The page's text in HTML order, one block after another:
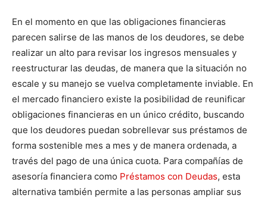
En el momento en que las obligaciones financieras
parecen salirse de las manos de los deudores, se debe
realizar un alto para revisar los ingresos mensuales y
reestructurar las deudas, de manera que la situación no
escale y su manejo se vuelva completamente inviable. En
el mercado financiero existe la posibilidad de reunificar
obligaciones financieras en un único crédito, buscando
que los deudores puedan sobrellevar sus préstamos de
forma sostenible mes a mes y de manera ordenada, a
través del pago de una única cuota. Para compañías de
asesoría financiera como Préstamos con Deudas, esta
alternativa también permite a las personas ampliar sus